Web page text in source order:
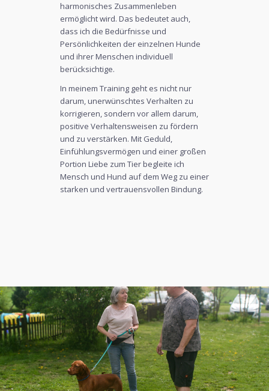
harmonisches Zusammenleben
ermöglicht wird. Das bedeutet auch,
dass ich die Bedürfnisse und
Persönlichkeiten der einzelnen Hunde
und ihrer Menschen individuell
berücksichtige.
In meinem Training geht es nicht nur
darum, unerwünschtes Verhalten zu
korrigieren, sondern vor allem darum,
positive Verhaltensweisen zu fördern
und zu verstärken. Mit Geduld,
Einfühlungsvermögen und einer großen
Portion Liebe zum Tier begleite ich
Mensch und Hund auf dem Weg zu einer
starken und vertrauensvollen Bindung.